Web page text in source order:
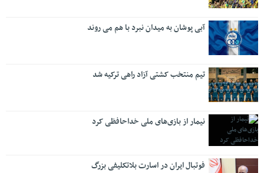
آبی پوشان به میدان نبرد با هم می روند
تیم منتخب کشتی آزاد راهی ترکیه شد
نیمار از بازی‌های ملی خداحافظی کرد
فوتبال ایران در اسارت بلاتکلیفی بزرگ